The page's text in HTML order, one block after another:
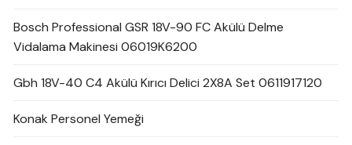
Bosch Professional GSR 18V-90 FC Akülü Delme
Vidalama Makinesi 06019K6200
Gbh 18V-40 C4 Akülü Kırıcı Delici 2X8A Set 0611917120
Konak Personel Yemeği